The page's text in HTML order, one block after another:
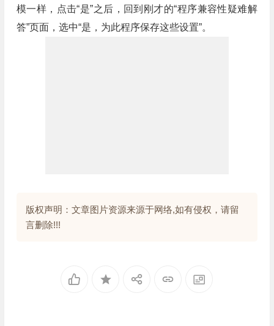
模一样，点击“是”之后，回到刚才的“程序兼容性疑难解
答”页面，选中“是，为此程序保存这些设置”。
版权声明：文章图片资源来源于网络,如有侵权，请留
言删除!!!